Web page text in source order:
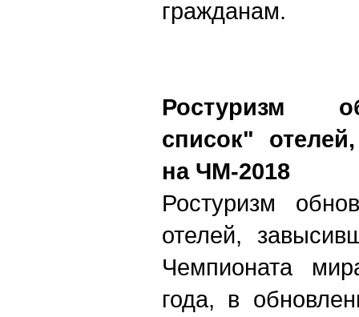
гражданам.
Ростуризм
список"
на ЧМ-2018
Ростуризм
отелей,
Чемпионата
года, в